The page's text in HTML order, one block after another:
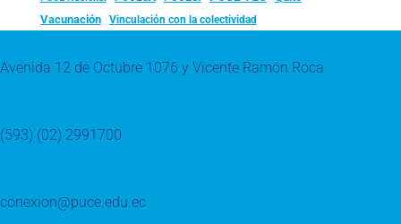
Vacunación
Vinculación con la colectividad
Avenida 12 de Octubre 1076 y Vicente Ramón Roca
(593) (02) 2991700
conexion@puce.edu.ec